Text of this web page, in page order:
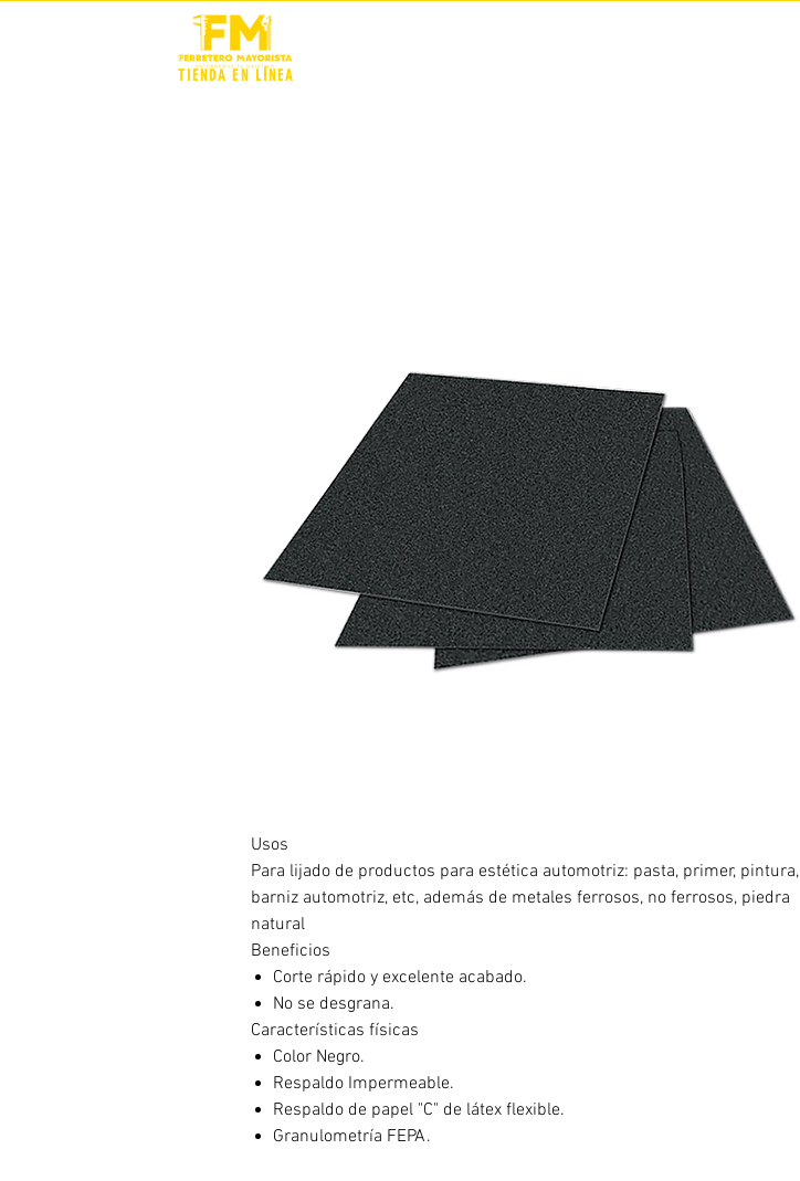
TIENDA EN LÍNEA
Usos
Para lijado de productos para estética automotriz: pasta, primer, pintura,
barniz automotriz, etc, además de metales ferrosos, no ferrosos, piedra
natural
Beneficios
Corte rápido y excelente acabado.
No se desgrana.
Características físicas
Color Negro.
Respaldo Impermeable.
Respaldo de papel "C" de látex flexible.
Granulometría FEPA.